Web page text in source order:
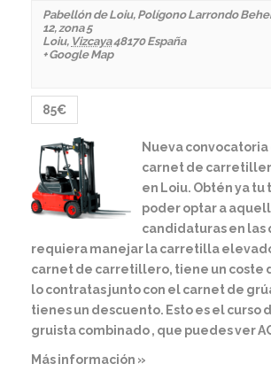
Pabellón de Loiu, Polígono Larrondo
12, zona 5
Loiu, Vizcaya48170 España
+ Google Map
85€
Nueva convocatoria
carnet de
en Loiu. Obtén ya tu
poder optar a
candidaturas en las
requiera manejar la carretilla
carnet de carretillero, tiene un coste
lo contratas junto con el carnet de
tienes un descuento. Esto es el curso
gruista combinado , que puedes ver
Más información »